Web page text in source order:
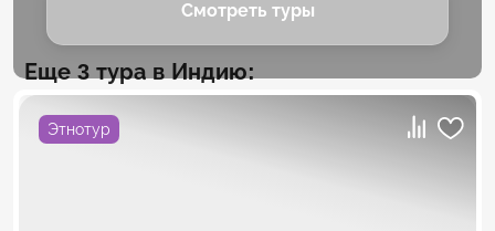
Смотреть туры
Еще 3 тура в Индию:
Этнотур